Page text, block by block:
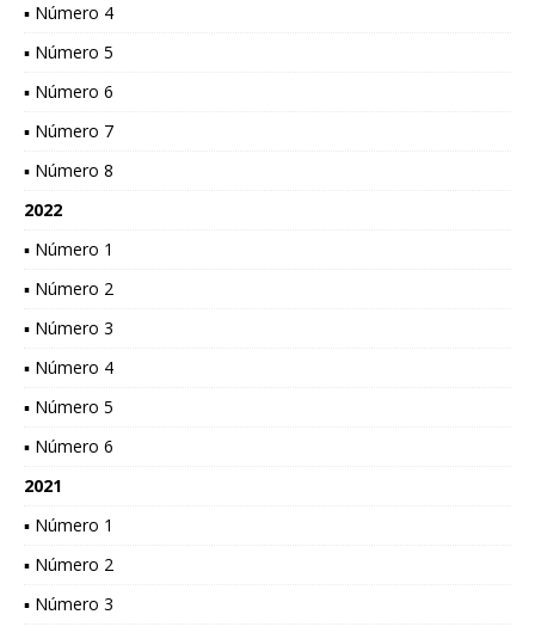
▪ Número 4
▪ Número 5
▪ Número 6
▪ Número 7
▪ Número 8
2022
▪ Número 1
▪ Número 2
▪ Número 3
▪ Número 4
▪ Número 5
▪ Número 6
2021
▪ Número 1
▪ Número 2
▪ Número 3